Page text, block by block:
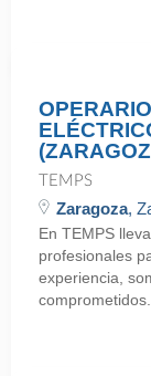
TEMPS
Zaragoza,
En TEMPS
profesionales
experiencia,